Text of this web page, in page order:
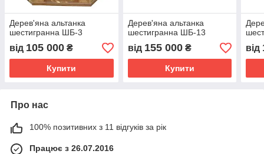
Дерев'яна альтанка
шестигранна ШБ-3
від 105 000 ₴
Купити
Дерев'яна альтанка
шестигранна ШБ-13
від 155 000₴
Купити
від
Про нас
100% позитивних з 11 відгуків за рік
Працює з 26.07.2016